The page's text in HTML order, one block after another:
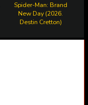
Spider-Man: Brand
New Day (2026.
Destin Cretton)